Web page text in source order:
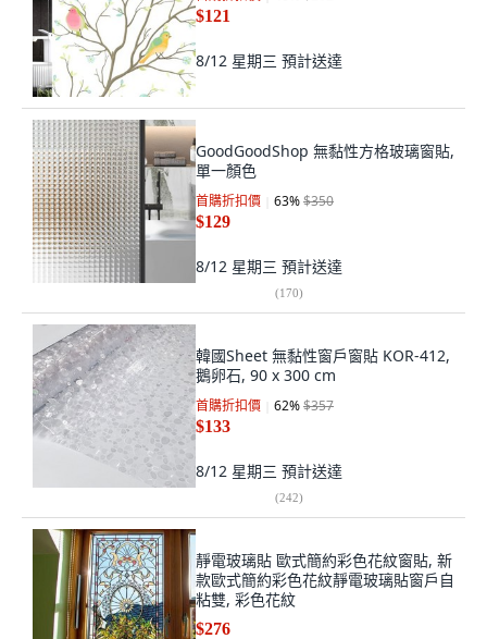
$121
8/12 星期三 預計送達
GoodGoodShop 無黏性方格玻璃窗貼,
單一顏色
首購折扣價 63%$350
$129
8/12 星期三 預計送達
(170)
韓國Sheet 無黏性窗戶窗貼 KOR-412,
鵝卵石, 90 x 300 cm
首購折扣價 62%$357
$133
8/12 星期三 預計送達
(242)
靜電玻璃貼 歐式簡約彩色花紋窗貼, 新
款歐式簡約彩色花紋靜電玻璃貼窗戶自
粘雙, 彩色花紋
$276